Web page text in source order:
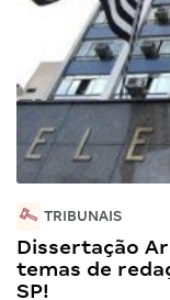
TRIBUNAIS
Dissertação
temas de
SP!